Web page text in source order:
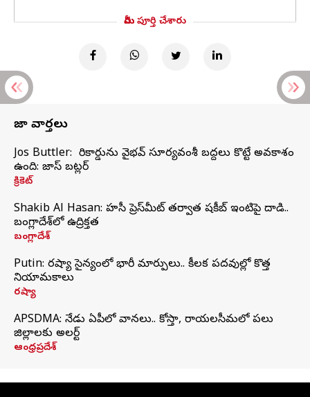
మీరు పూర్తి చేశారు
తాజా వార్తలు
Jos Buttler: నా రికార్డును వైభవ్ సూర్యవంశీ బద్దలు కొట్టే అవకాశం
ఉంది: జాస్ బట్లర్
క్రికెట్
Shakib Al Hasan: హసీనా ప్రెస్‌మీట్‌ తర్వాత షకీబ్‌ ఇంటిపై దాడి..
బంగ్లాదేశ్‌లో ఉద్రిక్తత
బంగ్లాదేశ్
Putin: రష్యా సైన్యంలో భారీ మార్పులు.. కీలక పదవుల్లో కొత్త
నియామకాలు
రష్యా
APSDMA: నేడు ఏపీలో వానలు.. కోస్తా, రాయలసీమలో పలు
జిల్లాలకు అలర్ట్
ఆంధ్రప్రదేశ్